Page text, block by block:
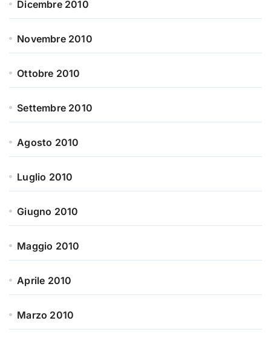
Dicembre 2010
Novembre 2010
Ottobre 2010
Settembre 2010
Agosto 2010
Luglio 2010
Giugno 2010
Maggio 2010
Aprile 2010
Marzo 2010